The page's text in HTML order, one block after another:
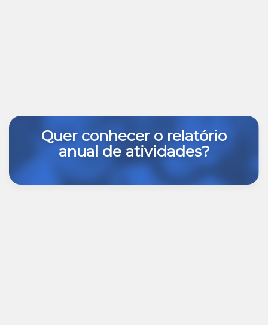
Quer conhecer o relatório
anual de atividades?